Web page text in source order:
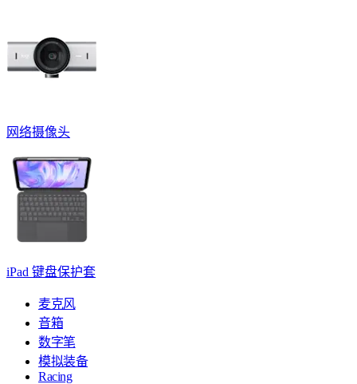
网络摄像头
iPad 键盘保护套
麦克风
音箱
数字笔
模拟装备
Racing